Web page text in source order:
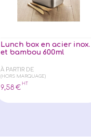
Lunch box en acier inox.
et bambou 600ml
À PARTIR DE
(HORS MARQUAGE)
9,58 €
HT